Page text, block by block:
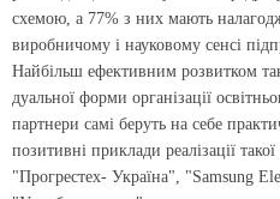
схемою, а 77% з них мають
виробничому і науковому сенсі
Найбільш ефективним розвитком
дуальної форми організації
партнери самі беруть на себе
позитивні приклади реалізації
"Прогрестех- Україна", "Samsung